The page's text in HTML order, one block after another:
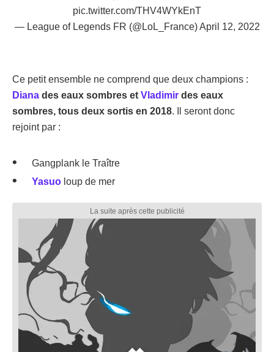
pic.twitter.com/THV4WYkEnT
— League of Legends FR (@LoL_France)April 12, 2022
Ce petit ensemble ne comprend que deux champions :
Diana des eaux sombres et Vladimir des eaux
sombres, tous deux sortis en 2018. Il seront donc
rejoint par :
Gangplank le Traître
Yasuo loup de mer